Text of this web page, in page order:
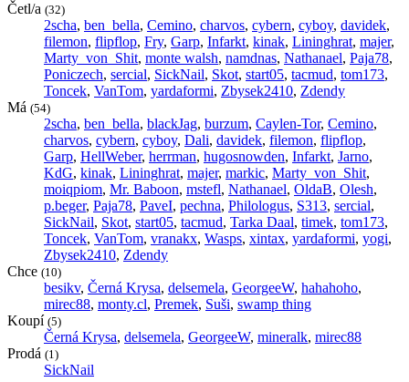
Četl/a (32)
2scha, ben_bella, Cemino, charvos, cybern, cyboy, davidek,
filemon, flipflop, Fry, Garp, Infarkt, kinak, Lininghrat, majer,
Marty_von_Shit, monte walsh, namdnas, Nathanael, Paja78,
Poniczech, sercial, SickNail, Skot, start05, tacmud, tom173,
Toncek, VanTom, yardaformi, Zbysek2410, Zdendy
Má (54)
2scha, ben_bella, blackJag, burzum, Caylen-Tor, Cemino,
charvos, cybern, cyboy, Dali, davidek, filemon, flipflop,
Garp, HellWeber, herrman, hugosnowden, Infarkt, Jarno,
KdG, kinak, Lininghrat, majer, markic, Marty_von_Shit,
moiqpiom, Mr. Baboon, mstefl, Nathanael, OldaB, Olesh,
p.beger, Paja78, PaveI, pechna, Philologus, S313, sercial,
SickNail, Skot, start05, tacmud, Tarka Daal, timek, tom173,
Toncek, VanTom, vranakx, Wasps, xintax, yardaformi, yogi,
Zbysek2410, Zdendy
Chce (10)
besikv, Černá Krysa, delsemela, GeorgeeW, hahahoho,
mirec88, monty.cl, Premek, Suši, swamp thing
Koupí (5)
Černá Krysa, delsemela, GeorgeeW, mineralk, mirec88
Prodá (1)
SickNail